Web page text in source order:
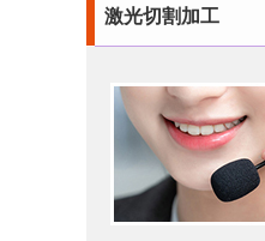
激光切割加工